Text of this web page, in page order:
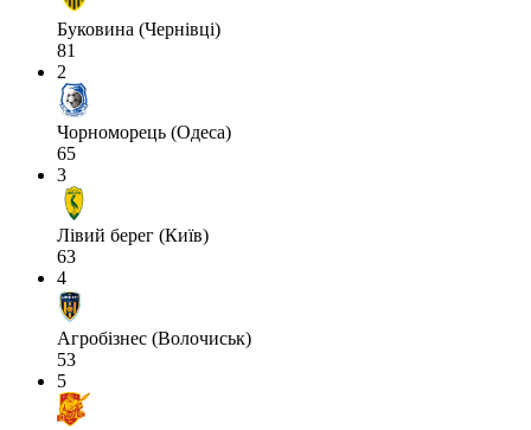
Буковина (Чернівці)
81
2
Чорноморець (Одеса)
65
3
Лівий берег (Київ)
63
4
Агробізнес (Волочиськ)
53
5